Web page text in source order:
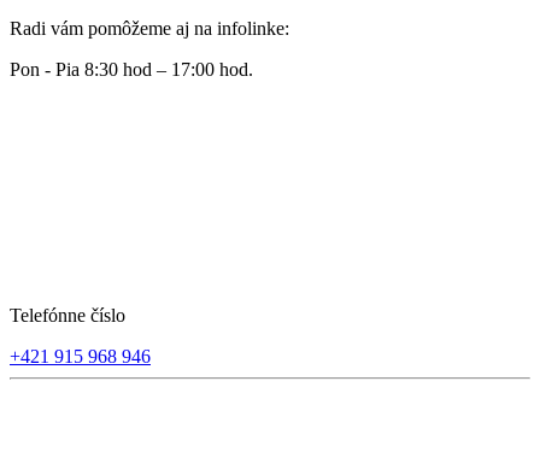
Radi vám pomôžeme aj na infolinke:
Pon - Pia 8:30 hod – 17:00 hod.
Telefónne číslo
+421 915 968 946